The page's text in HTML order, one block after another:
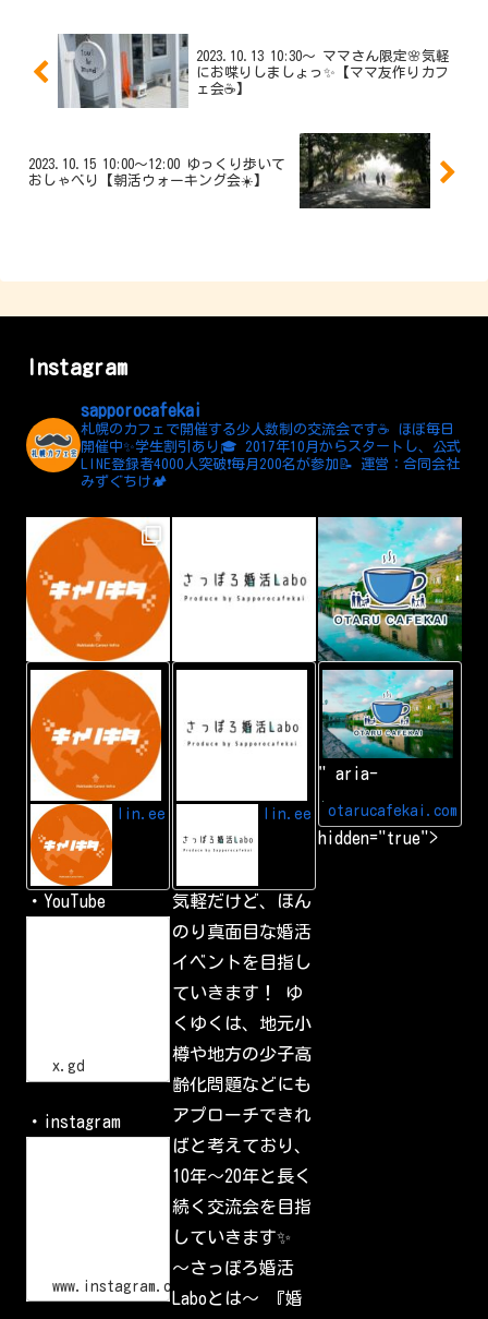
2023.10.13 10:30〜 ママさん限定🌸気軽
にお喋りしましょっ✨【ママ友作りカフ
ェ会☕️】
2023.10.15 10:00～12:00 ゆっくり歩いて
おしゃべり【朝活ウォーキング会☀️】
Instagram
sapporocafekai
札幌のカフェで開催する少人数制の交流会です☕️ ほぼ毎日
開催中✨学生割引あり🎓 2017年10月からスタートし、公式
LINE登録者4000人突破❗️毎月200名が参加📝 運営：合同会社
みずぐちけ🏕️
lin.ee
・YouTube
h
t
s
/
/
x
.
g
d
/
p
l
d
x.gd
・instagram
L
o
g
i
n
•
I
n
www.instagram.com
A
d
d
L
I
N
E
r
i
e
lin.ee
気軽だけど、ほん
のり真面目な婚活
イベントを目指し
ていきます！ ゆ
くゆくは、地元小
樽や地方の少子高
齢化問題などにも
アプローチできれ
ばと考えており、
10年〜20年と長く
続く交流会を目指
していきます✨
〜さっぽろ婚活
Laboとは〜 『婚
otarucafekai.com
" aria-
hidden="true">